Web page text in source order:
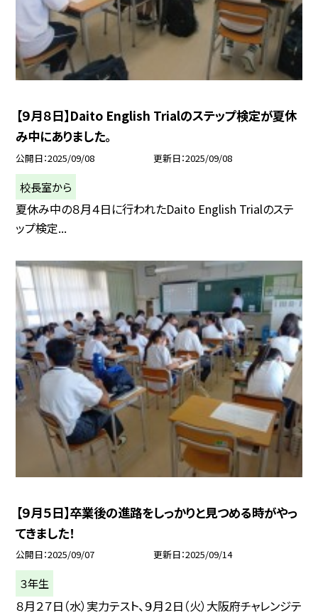
【９月８日】Daito English Trialのステップ検定が夏休
み中にありました。
公開日 2025/09/08 更新日 2025/09/08
校長室から
夏休み中の８月４日に行われたDaito English Trialのステ
ップ検定...
【９月５日】卒業後の進路をしっかりと見つめる時がやっ
てきました！
公開日 2025/09/07 更新日 2025/09/14
３年生
８月２７日（水）実力テスト、９月２日（火）大阪府チャレンジテ